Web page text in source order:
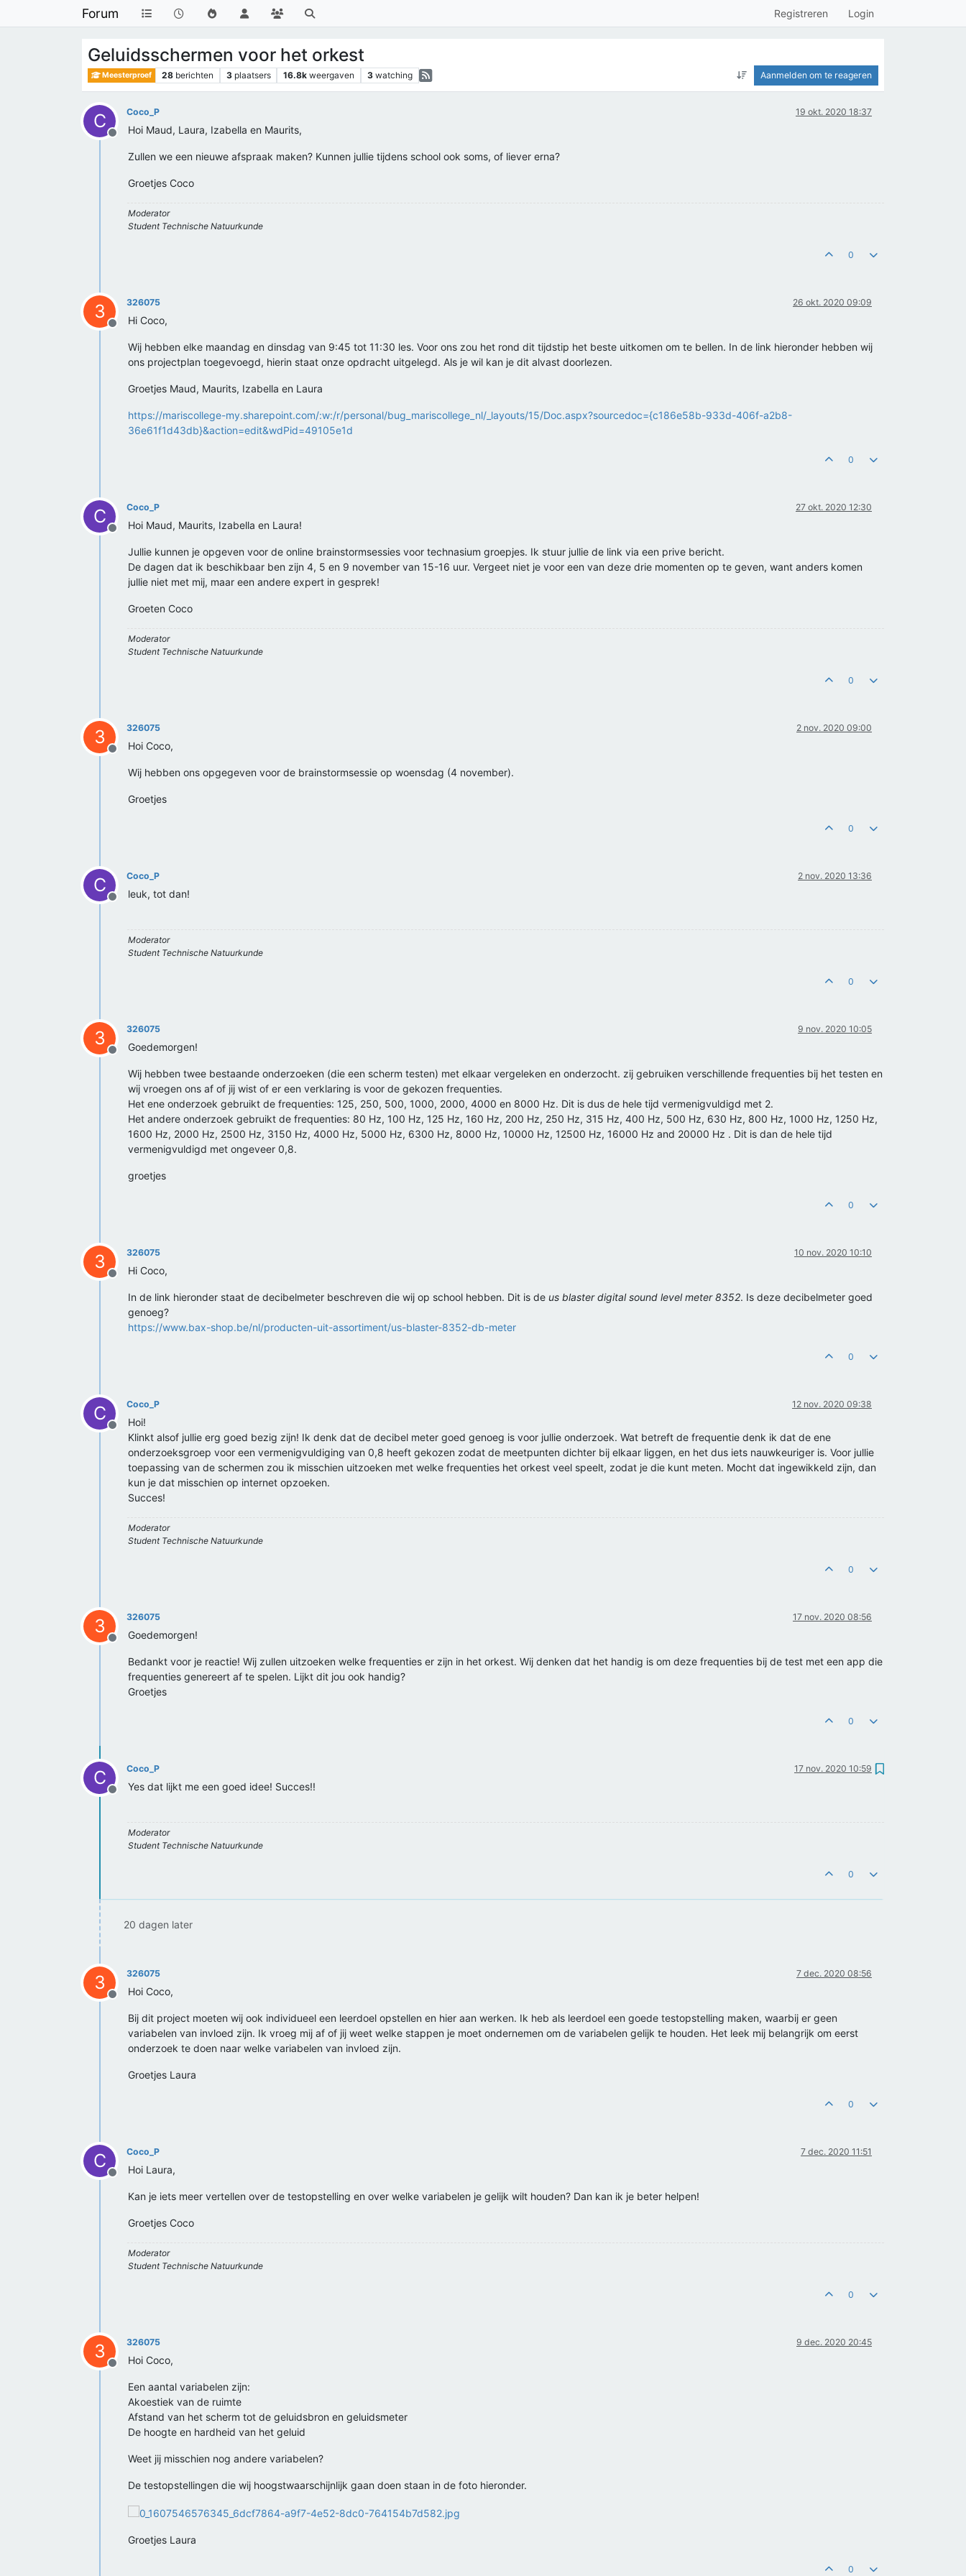
Forum Registreren Login
Geluidsschermen voor het orkest
Meesterproef 28 berichten 3 plaatsers 16.8k weergaven 3 watching Aanmelden om te reageren
C
Offline
Coco_P 19 okt. 2020 18:37
Hoi Maud, Laura, Izabella en Maurits,
Zullen we een nieuwe afspraak maken? Kunnen jullie tijdens school ook soms, of liever erna?
Groetjes Coco
Moderator
Student Technische Natuurkunde
0
3
Offline
326075 26 okt. 2020 09:09
Hi Coco,
Wij hebben elke maandag en dinsdag van 9:45 tot 11:30 les. Voor ons zou het rond dit tijdstip het beste uitkomen om te bellen. In de link hieronder hebben wij
ons projectplan toegevoegd, hierin staat onze opdracht uitgelegd. Als je wil kan je dit alvast doorlezen.
Groetjes Maud, Maurits, Izabella en Laura
https://mariscollege-my.sharepoint.com/:w:/r/personal/bug_mariscollege_nl/_layouts/15/Doc.aspx?sourcedoc={c186e58b-933d-406f-a2b8-
36e61f1d43db}&action=edit&wdPid=49105e1d
0
C
Offline
Coco_P 27 okt. 2020 12:30
Hoi Maud, Maurits, Izabella en Laura!
Jullie kunnen je opgeven voor de online brainstormsessies voor technasium groepjes. Ik stuur jullie de link via een prive bericht.
De dagen dat ik beschikbaar ben zijn 4, 5 en 9 november van 15-16 uur. Vergeet niet je voor een van deze drie momenten op te geven, want anders komen
jullie niet met mij, maar een andere expert in gesprek!
Groeten Coco
Moderator
Student Technische Natuurkunde
0
3
Offline
326075 2 nov. 2020 09:00
Hoi Coco,
Wij hebben ons opgegeven voor de brainstormsessie op woensdag (4 november).
Groetjes
0
C
Offline
Coco_P 2 nov. 2020 13:36
leuk, tot dan!
Moderator
Student Technische Natuurkunde
0
3
Offline
326075 9 nov. 2020 10:05
Goedemorgen!
Wij hebben twee bestaande onderzoeken (die een scherm testen) met elkaar vergeleken en onderzocht. zij gebruiken verschillende frequenties bij het testen en
wij vroegen ons af of jij wist of er een verklaring is voor de gekozen frequenties.
Het ene onderzoek gebruikt de frequenties: 125, 250, 500, 1000, 2000, 4000 en 8000 Hz. Dit is dus de hele tijd vermenigvuldigd met 2.
Het andere onderzoek gebruikt de frequenties: 80 Hz, 100 Hz, 125 Hz, 160 Hz, 200 Hz, 250 Hz, 315 Hz, 400 Hz, 500 Hz, 630 Hz, 800 Hz, 1000 Hz, 1250 Hz,
1600 Hz, 2000 Hz, 2500 Hz, 3150 Hz, 4000 Hz, 5000 Hz, 6300 Hz, 8000 Hz, 10000 Hz, 12500 Hz, 16000 Hz and 20000 Hz . Dit is dan de hele tijd
vermenigvuldigd met ongeveer 0,8.
groetjes
0
3
Offline
326075 10 nov. 2020 10:10
Hi Coco,
In de link hieronder staat de decibelmeter beschreven die wij op school hebben. Dit is de us blaster digital sound level meter 8352. Is deze decibelmeter goed
genoeg?
https://www.bax-shop.be/nl/producten-uit-assortiment/us-blaster-8352-db-meter
0
C
Offline
Coco_P 12 nov. 2020 09:38
Hoi!
Klinkt alsof jullie erg goed bezig zijn! Ik denk dat de decibel meter goed genoeg is voor jullie onderzoek. Wat betreft de frequentie denk ik dat de ene
onderzoeksgroep voor een vermenigvuldiging van 0,8 heeft gekozen zodat de meetpunten dichter bij elkaar liggen, en het dus iets nauwkeuriger is. Voor jullie
toepassing van de schermen zou ik misschien uitzoeken met welke frequenties het orkest veel speelt, zodat je die kunt meten. Mocht dat ingewikkeld zijn, dan
kun je dat misschien op internet opzoeken.
Succes!
Moderator
Student Technische Natuurkunde
0
3
Offline
326075 17 nov. 2020 08:56
Goedemorgen!
Bedankt voor je reactie! Wij zullen uitzoeken welke frequenties er zijn in het orkest. Wij denken dat het handig is om deze frequenties bij de test met een app die
frequenties genereert af te spelen. Lijkt dit jou ook handig?
Groetjes
0
C
Offline
Coco_P 17 nov. 2020 10:59
Yes dat lijkt me een goed idee! Succes!!
Moderator
Student Technische Natuurkunde
0
20 dagen later
3
Offline
326075 7 dec. 2020 08:56
Hoi Coco,
Bij dit project moeten wij ook individueel een leerdoel opstellen en hier aan werken. Ik heb als leerdoel een goede testopstelling maken, waarbij er geen
variabelen van invloed zijn. Ik vroeg mij af of jij weet welke stappen je moet ondernemen om de variabelen gelijk te houden. Het leek mij belangrijk om eerst
onderzoek te doen naar welke variabelen van invloed zijn.
Groetjes Laura
0
C
Offline
Coco_P 7 dec. 2020 11:51
Hoi Laura,
Kan je iets meer vertellen over de testopstelling en over welke variabelen je gelijk wilt houden? Dan kan ik je beter helpen!
Groetjes Coco
Moderator
Student Technische Natuurkunde
0
3
Offline
326075 9 dec. 2020 20:45
Hoi Coco,
Een aantal variabelen zijn:
Akoestiek van de ruimte
Afstand van het scherm tot de geluidsbron en geluidsmeter
De hoogte en hardheid van het geluid
Weet jij misschien nog andere variabelen?
De testopstellingen die wij hoogstwaarschijnlijk gaan doen staan in de foto hieronder.
Groetjes Laura
0